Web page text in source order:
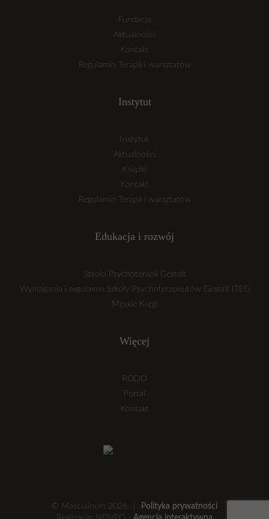
Fundacja
Aktualności
Kontakt
Regulamin Terapii i warsztatów
Instytut
Instytut
Aktualności
Książki
Kontakt
Regulamin Terapii i warsztatów
Edukacja i rozwój
Szkoła Psychoterapii Gestalt
Wymagania i regulamin Szkoły Psychoterapeutów Gestalt ITEG
Męskie Kręgi
Więcej
RODO
Portal
Kontakt
© Masculinum 2026
Polityka prywatności